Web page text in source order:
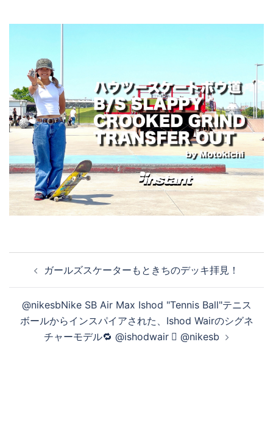
ナ
ビ
ゲ
ガールズスケーターもときちのデッキ拝見！
@nikesbNike SB Air Max Ishod "Tennis Ball"テニス
ボールからインスパイアされた、Ishod Wairのシグネ
チャーモデル🔁 @ishodwair 🏾 @nikesb